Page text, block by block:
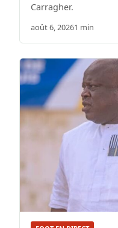
Carragher.
août 6, 20261 min